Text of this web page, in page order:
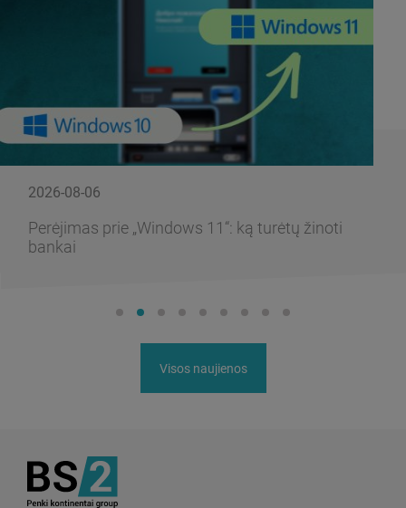
2026-08-06
Perėjimas prie „Windows 11“: ką turėtų žinoti
bankai
Visos naujienos